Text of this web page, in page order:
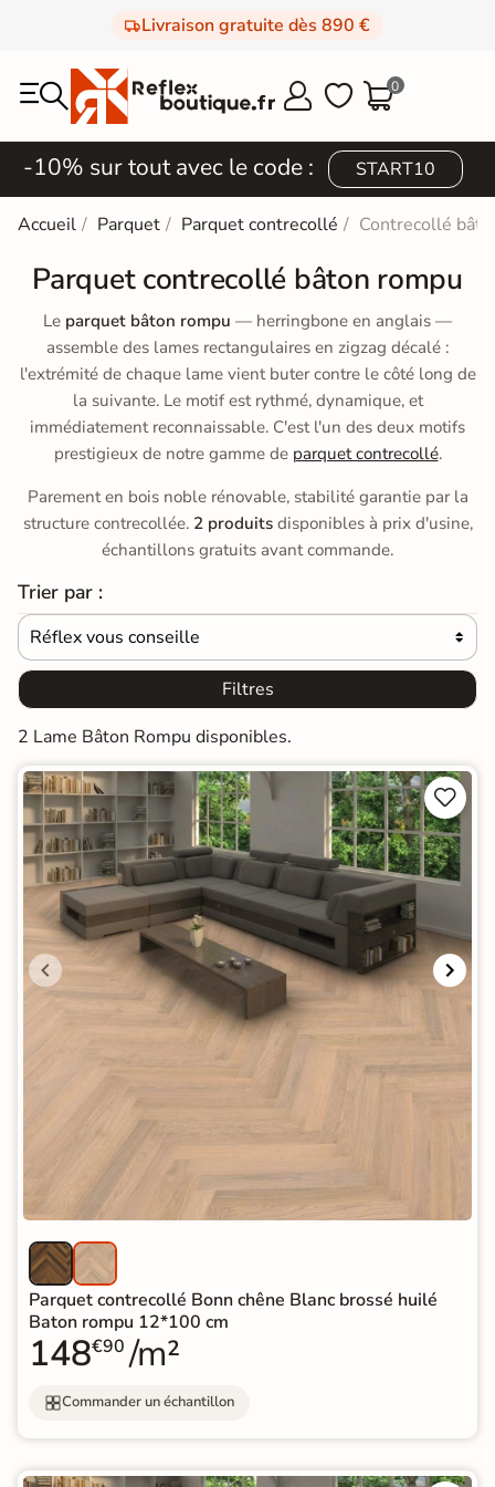
Livraison gratuite dès 890 €
  0
-10% sur tout avec le code : START10
Accueil Parquet Parquet contrecollé Contrecollé
Parquet contrecollé bâton rompu
Le parquet bâton rompu — herringbone en anglais —
assemble des lames rectangulaires en zigzag décalé :
l'extrémité de chaque lame vient buter contre le côté long de
la suivante. Le motif est rythmé, dynamique, et
immédiatement reconnaissable. C'est l'un des deux motifs
prestigieux de notre gamme de parquet contrecollé.
Parement en bois noble rénovable, stabilité garantie par la
structure contrecollée. 2 produitsdisponibles à prix d'usine,
échantillons gratuits avant commande.
Trier par :
Réflex vous conseille 
Filtres
2 Lame Bâton Rompu disponibles.


Parquet contrecollé Bonn chêne Blanc brossé huilé
Baton rompu 12*100 cm
148€90 /m²
Commander un échantillon